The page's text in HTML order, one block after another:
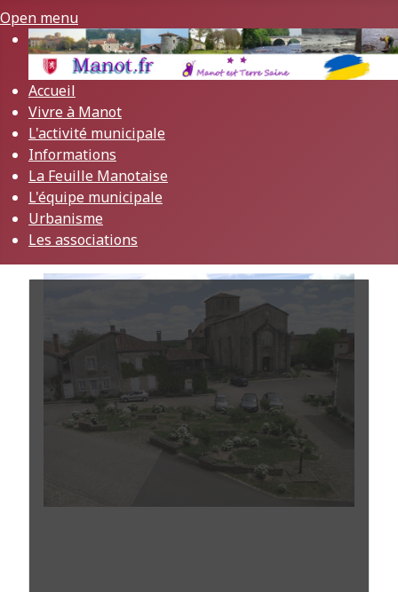
Open menu
Accueil
Vivre à Manot
L'activité municipale
Informations
La Feuille Manotaise
L'équipe municipale
Urbanisme
Les associations